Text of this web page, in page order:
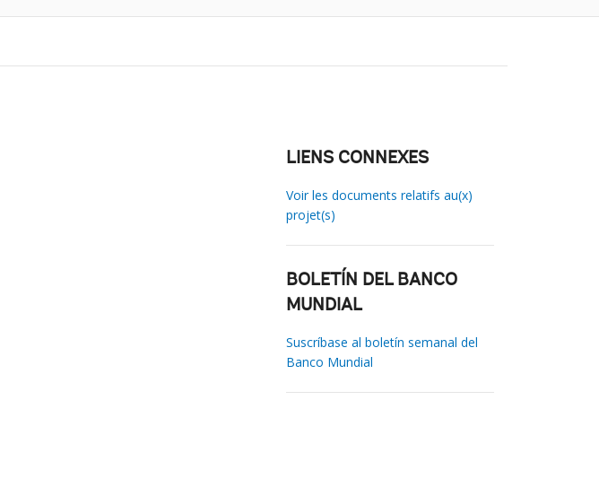
LIENS CONNEXES
Voir les documents relatifs au(x)
projet(s)
BOLETÍN DEL BANCO
MUNDIAL
Suscríbase al boletín semanal del
Banco Mundial